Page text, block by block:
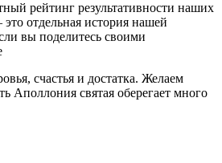
рейтинг результативности наших
отдельная история нашей
вы поделитесь своими
счастья и достатка. Желаем
Аполлония святая оберегает много